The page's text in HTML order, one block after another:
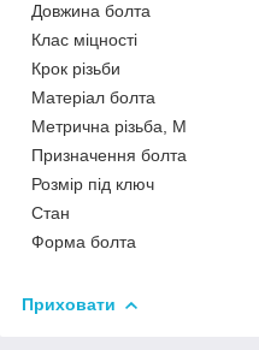
Довжина болта
Клас міцності
Крок різьби
Матеріал болта
Метрична різьба, М
Призначення болта
Розмір під ключ
Стан
Форма болта
Приховати